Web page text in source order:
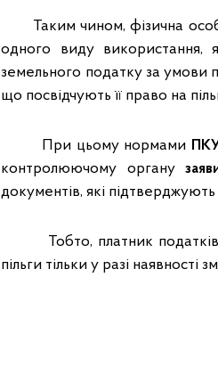
Таким чином, фізична особа
одного виду використання,
земельного податку за умови
що посвідчують її право на
При цьому нормами
контролюючому органу
документів, які підтверджують
Тобто, платник податків
пільги тільки у разі наявності